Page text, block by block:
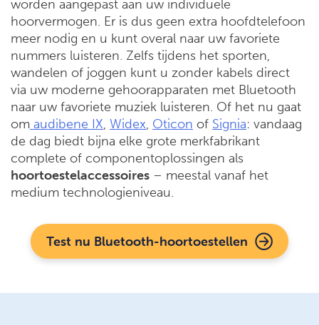
worden aangepast aan uw individuele
hoorvermogen. Er is dus geen extra hoofdtelefoon
meer nodig en u kunt overal naar uw favoriete
nummers luisteren. Zelfs tijdens het sporten,
wandelen of joggen kunt u zonder kabels direct
via uw moderne gehoorapparaten met Bluetooth
naar uw favoriete muziek luisteren. Of het nu gaat
om audibene IX, Widex, Oticon of Signia: vandaag
de dag biedt bijna elke grote merkfabrikant
complete of componentoplossingen als
hoortoestelaccessoires – meestal vanaf het
medium technologieniveau.
Test nu Bluetooth-hoortoestellen